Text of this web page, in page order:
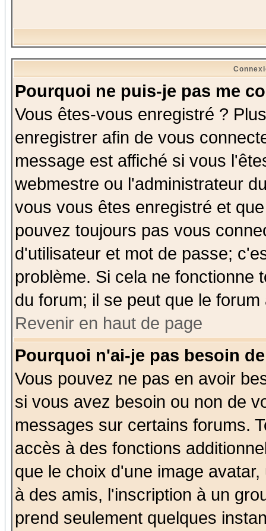
Pourquoi ne puis-je pas me
Vous êtes-vous enregistré ?
enregistrer afin de vous
message est affiché si vous
webmestre ou l'administrateur
vous vous êtes enregistré et
pouvez toujours pas vous
d'utilisateur et mot de passe;
problème. Si cela ne fonctionne
du forum; il se peut que le
Revenir en haut de page
Pourquoi n'ai-je pas besoin
Vous pouvez ne pas en avoir
si vous avez besoin ou non de
messages sur certains forums.
accès à des fonctions
que le choix d'une image
à des amis, l'inscription à un
prend seulement quelques